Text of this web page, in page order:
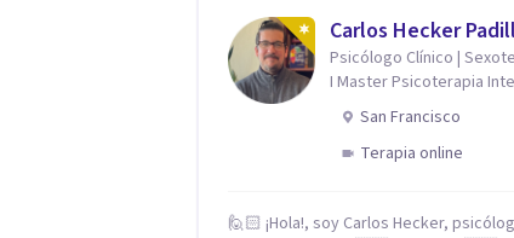
satisfacer tus necesidades
para Trastornos de Ansiedad y
Somos expertos en el tratamiento de la
ansiedad y la depresión, utilizando
basados en evidencia para ayudarte a
Individual, de Pareja y Familiar:
Evaluaciones Psicológicas y Terapias
Carlos Hecker
Psicólogo Clínico |
I Master Psicoterapia
Terapeuta de Pareja
San Francisco
Terapia online
🙋🏻 ¡Hola!, soy Carlos Hecker,